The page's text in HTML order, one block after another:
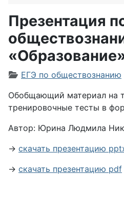
Презентация
Информация о материале
ЕГЭ по обществознанию
Обобщающий материал на
тренировочные тесты в
Автор: Юрина Людмила
→ скачать презентацию
→ скачать презентацию pdf